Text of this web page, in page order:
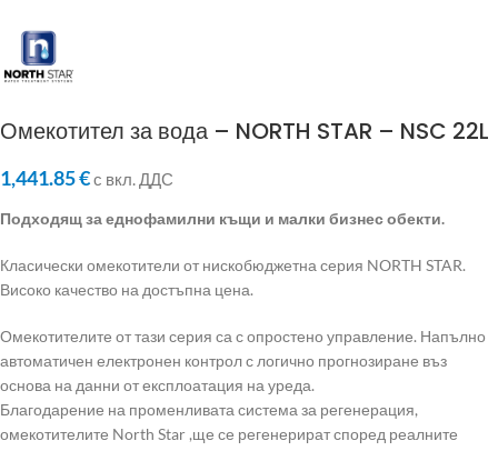
Омекотител за вода – NORTH STAR – NSC 22L
1,441.85€с вкл. ДДС
Подходящ за еднофамилни къщи и малки бизнес обекти.
Класически омекотители от нискобюджетна серия NORTH STAR.
Високо качество на достъпна цена.
Омекотителите от тази серия са с опростено управление. Напълно
автоматичен електронен контрол с логично прогнозиране въз
основа на данни от експлоатация на уреда.
Благодарение на променливата система за регенерация,
омекотителите North Star ,ще се регенерират според реалните